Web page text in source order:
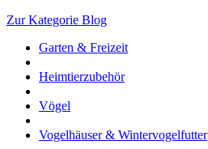
Zur Kategorie Blog
Garten & Freizeit
Heimtierzubehör
Vögel
Vogelhäuser & Wintervogelfutter